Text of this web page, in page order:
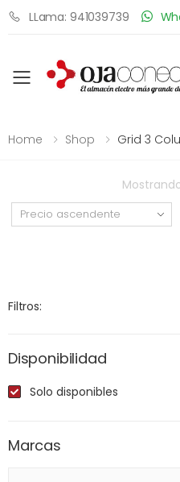
LLama: 941039739
Toggle mobile
Home Shop Grid 3
Filtros:
Disponibilidad
Solo disponibles
Marcas